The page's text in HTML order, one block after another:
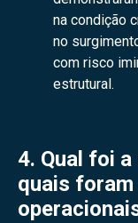
na condição
no
com risco
estrutural.
4. Qual foi
quais